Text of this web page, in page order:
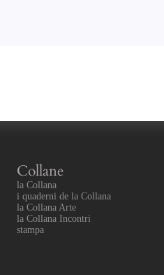
Collane
la Collana
i quaderni de la Collana
la Collana Arte
la Collana Incontri
stampa